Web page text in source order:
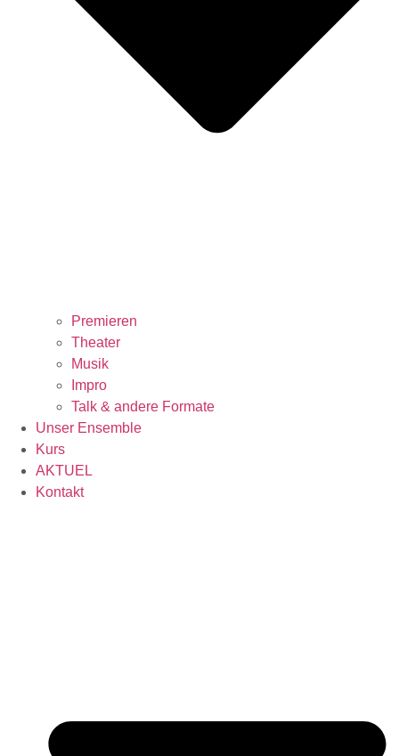
Premieren
Theater
Musik
Impro
Talk & andere Formate
Unser Ensemble
Kurs
AKTUEL
Kontakt